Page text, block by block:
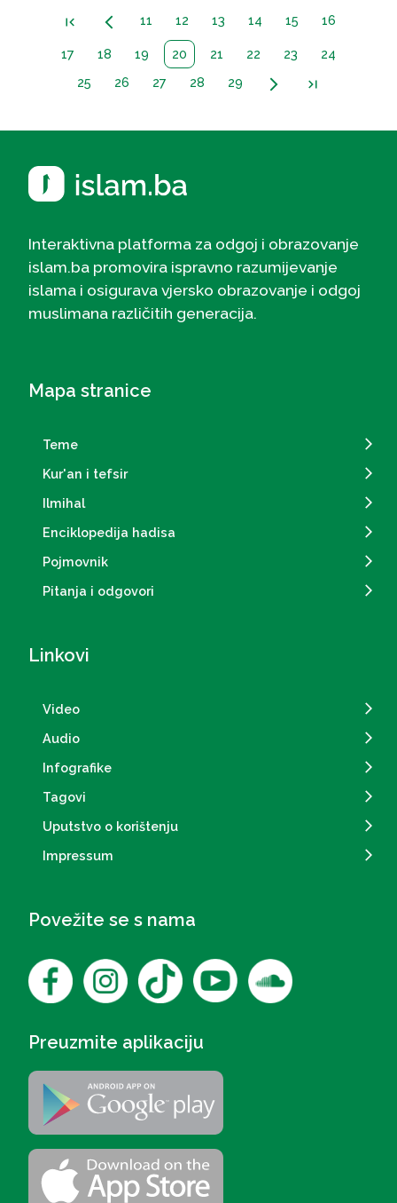
first_page arrow_back_ios_new 11 12 13 14 15 16
17 18 19 20 21 22 23
24
25
26 27 28 29 arrow_forward_ios last_page
Interaktivna platforma za odgoj i obrazovanje
islam.ba promovira ispravno razumijevanje
islama i osigurava vjersko obrazovanje i odgoj
muslimana različitih generacija.
Mapa stranice
Teme
Kur'an i tefsir
Ilmihal
Enciklopedija hadisa
Pojmovnik
Pitanja i odgovori
Linkovi
Video
Audio
Infografike
Tagovi
Uputstvo o korištenju
Impressum
Povežite se s nama
Preuzmite aplikaciju